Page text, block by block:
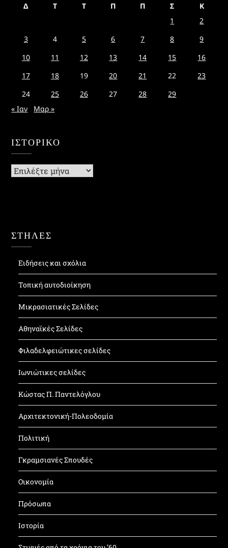
Δ Τ Τ Π Π Σ
Κ
1
2
3
4 5 6 7 8
9
10
11 12 13 14 15
16
17
18 19 20 21 22
23
24
25 26 27 28
29
« Ιαν
Μαρ »
ΙΣΤΟΡΙΚΌ
Ιστορικό
ΣΤΗΛΕΣ
Ειδήσεις και σχόλια
Τοπική αυτοδιοίκηση
Μικρασιατικές Σελίδες
Αθηναϊκές Σελίδες
Φιλαδελφειώτικες σελίδες
Ιωνιώτικες σελίδες
Κώστας Π. Παντελόγλου
Αρχιτεκτονική-Πολεοδομία
Πολιτική
Γκραμσιανές Σπουδές
Οικονομία
Πρόσωπα
Ιστορία